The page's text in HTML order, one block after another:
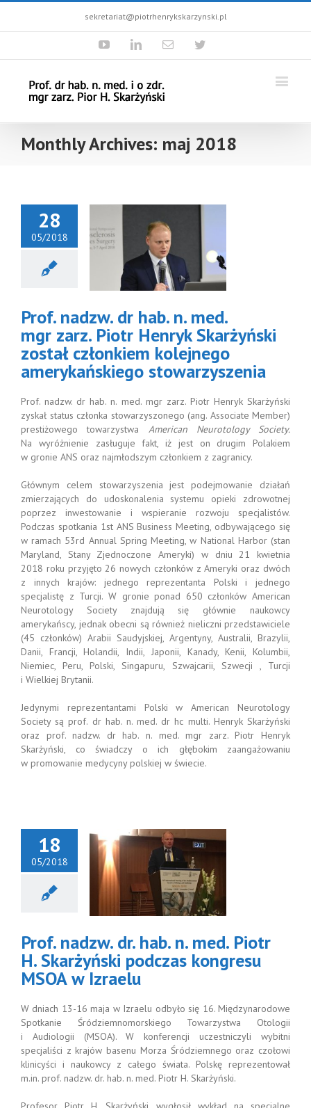
sekretariat@piotrhenrykskarzynski.pl
YoutubeLinkedinEmail Twitter
Monthly Archives: maj 2018
28
05/2018
dr hab.
mgr zarz.
Henryk
Prof. nadzw. dr hab. n. med.
mgr zarz. Piotr Henryk Skarżyński
został członkiem kolejnego
amerykańskiego stowarzyszenia
Prof. nadzw. dr hab. n. med. mgr zarz. Piotr Henryk Skarżyński
zyskał status członka stowarzyszonego (ang. Associate Member)
prestiżowego towarzystwa American Neurotology Society.
Na wyróżnienie zasługuje fakt, iż jest on drugim Polakiem
w gronie ANS oraz najmłodszym członkiem z zagranicy.
Głównym celem stowarzyszenia jest podejmowanie działań
zmierzających do udoskonalenia systemu opieki zdrowotnej
poprzez inwestowanie i wspieranie rozwoju specjalistów.
Podczas spotkania 1st ANS Business Meeting, odbywającego się
w ramach 53rd Annual Spring Meeting, w National Harbor (stan
Maryland, Stany Zjednoczone Ameryki) w dniu 21 kwietnia
2018 roku przyjęto 26 nowych członków z Ameryki oraz dwóch
z innych krajów: jednego reprezentanta Polski i jednego
specjalistę z Turcji. W gronie ponad 650 członków American
Neurotology Society znajdują się głównie naukowcy
amerykańscy, jednak obecni są również nieliczni przedstawiciele
(45 członków) Arabii Saudyjskiej, Argentyny, Australii, Brazylii,
Danii, Francji, Holandii, Indii, Japonii, Kanady, Kenii, Kolumbii,
Niemiec, Peru, Polski, Singapuru, Szwajcarii, Szwecji , Turcji
i Wielkiej Brytanii.
Jedynymi reprezentantami Polski w American Neurotology
Society są prof. dr hab. n. med. dr hc multi. Henryk Skarżyński
oraz prof. nadzw. dr hab. n. med. mgr zarz. Piotr Henryk
Skarżyński, co świadczy o ich głębokim zaangażowaniu
w promowanie medycyny polskiej w świecie.
18
05/2018
dr. hab.
Piotr H.
podczas
Prof. nadzw. dr. hab. n. med. Piotr
H. Skarżyński podczas kongresu
MSOA w Izraelu
W dniach 13-16 maja w Izraelu odbyło się 16. Międzynarodowe
Spotkanie Śródziemnomorskiego Towarzystwa Otologii
i Audiologii (MSOA). W konferencji uczestniczyli wybitni
specjaliści z krajów basenu Morza Śródziemnego oraz czołowi
klinicyści i naukowcy z całego świata. Polskę reprezentował
m.in. prof. nadzw. dr. hab. n. med. Piotr H. Skarżyński.